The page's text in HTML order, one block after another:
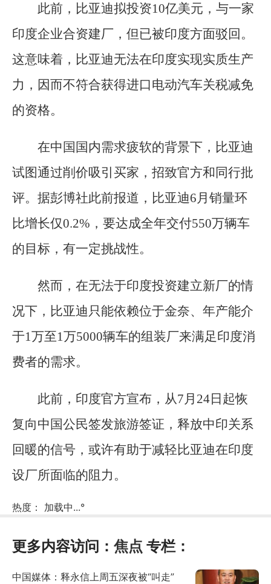
此前，比亚迪拟投资10亿美元，与一家
印度企业合资建厂，但已被印度方面驳回。
这意味着，比亚迪无法在印度实现实质生产
力，因而不符合获得进口电动汽车关税减免
的资格。
在中国国内需求疲软的背景下，比亚迪
试图通过削价吸引买家，招致官方和同行批
评。据彭博社此前报道，比亚迪6月销量环
比增长仅0.2%，要达成全年交付550万辆车
的目标，有一定挑战性。
然而，在无法于印度投资建立新厂的情
况下，比亚迪只能依赖位于金奈、年产能介
于1万至1万5000辆车的组装厂来满足印度消
费者的需求。
此前，印度官方宣布，从7月24日起恢
复向中国公民签发旅游签证，释放中印关系
回暖的信号，或许有助于减轻比亚迪在印度
设厂所面临的阻力。
热度： 加载中...°
更多内容访问： 焦点 专栏：
中国媒体：释永信上周五深夜被“叫走”